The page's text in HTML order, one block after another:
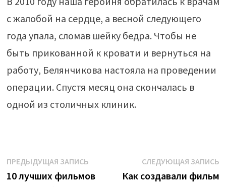
с жалобой на сердце, а весной следующего
года упала, сломав шейку бедра. Чтобы не
быть прикованной к кровати и вернуться на
работу, Белянчикова настояла на проведении
операции. Спустя месяц она скончалась в
одной из столичных клиник.
Навигация
по
ПРЕДЫДУЩАЯ ЗАПИСЬПредыдущая
запись:
10 лучших фильмов
СЛЕДУЮЩАЯ ЗАПИСЬ
Как создавали фильм